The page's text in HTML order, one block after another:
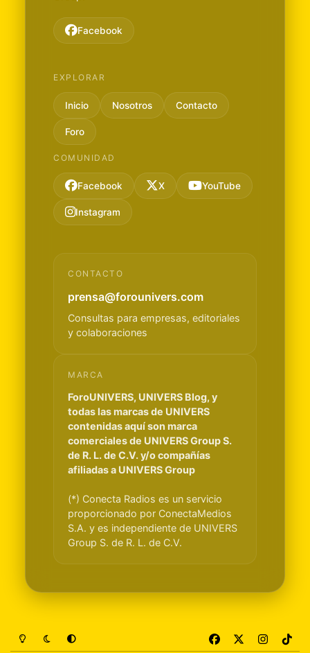
Facebook
EXPLORAR
Inicio Nosotros Contacto
Foro
COMUNIDAD
Facebook X YouTube
Instagram
CONTACTO
prensa@forounivers.com
Consultas para empresas, editoriales
y colaboraciones
MARCA
ForoUNIVERS, UNIVERS Blog, y
todas las marcas de UNIVERS
contenidas aquí son marca
comerciales de UNIVERS Group S.
de R. L. de C.V. y/o compañías
afiliadas a UNIVERS Group
(*) Conecta Radios es un servicio
proporcionado por ConectaMedios
S.A. y es independiente de UNIVERS
Group S. de R. L. de C.V.
Light ModeDark ModeSystem Preference